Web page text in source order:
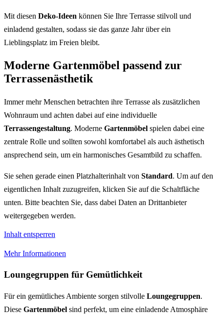
Mit diesen Deko-Ideen können Sie Ihre Terrasse stilvoll und
einladend gestalten, sodass sie das ganze Jahr über ein
Lieblingsplatz im Freien bleibt.
Moderne Gartenmöbel passend zur
Terrassenästhetik
Immer mehr Menschen betrachten ihre Terrasse als zusätzlichen
Wohnraum und achten dabei auf eine individuelle
Terrassengestaltung. Moderne Gartenmöbel spielen dabei eine
zentrale Rolle und sollten sowohl komfortabel als auch ästhetisch
ansprechend sein, um ein harmonisches Gesamtbild zu schaffen.
Sie sehen gerade einen Platzhalterinhalt von Standard. Um auf den
eigentlichen Inhalt zuzugreifen, klicken Sie auf die Schaltfläche
unten. Bitte beachten Sie, dass dabei Daten an Drittanbieter
weitergegeben werden.
Inhalt entsperren
Mehr Informationen
Loungegruppen für Gemütlichkeit
Für ein gemütliches Ambiente sorgen stilvolle Loungegruppen.
Diese Gartenmöbel sind perfekt, um eine einladende Atmosphäre